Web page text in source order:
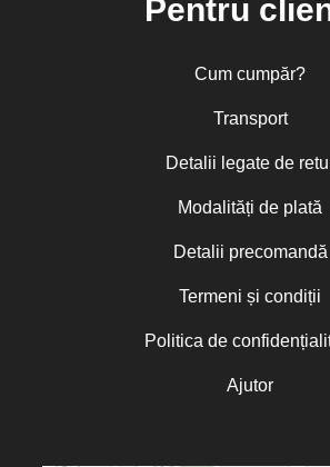
Pentru
Cum cumpăr?
Transport
Detalii legate de
Modalități de plată
Detalii precomandă
Termeni și condiții
Politica de
Ajutor